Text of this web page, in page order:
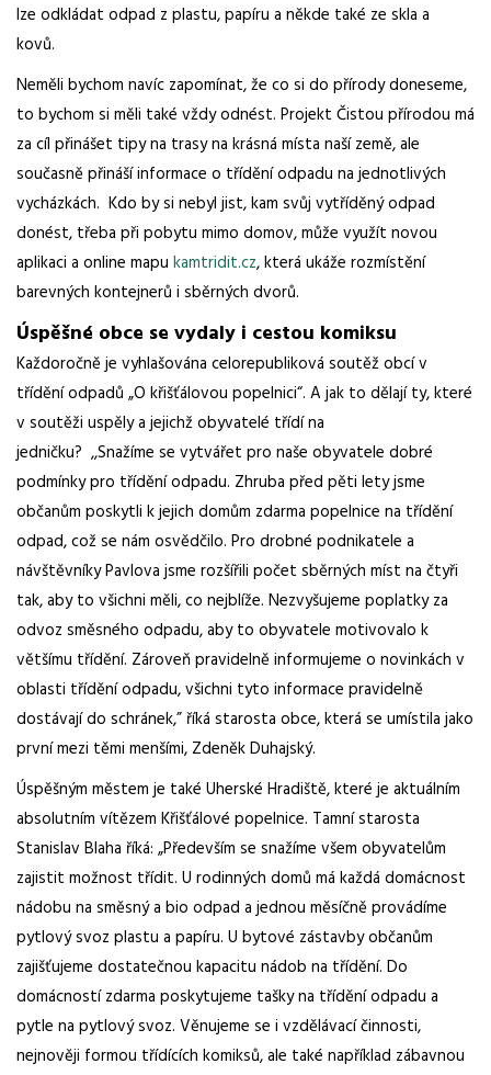
lze odkládat odpad z plastu, papíru a někde také ze skla a
kovů.
Neměli bychom navíc zapomínat, že co si do přírody doneseme,
to bychom si měli také vždy odnést. Projekt Čistou přírodou má
za cíl přinášet tipy na trasy na krásná místa naší země, ale
současně přináší informace o třídění odpadu na jednotlivých
vycházkách. Kdo by si nebyl jist, kam svůj vytříděný odpad
donést, třeba při pobytu mimo domov, může využít novou
aplikaci a online mapu kamtridit.cz, která ukáže rozmístění
barevných kontejnerů i sběrných dvorů.
Úspěšné obce se vydaly i cestou komiksu
Každoročně je vyhlašována celorepubliková soutěž obcí v
třídění odpadů „O křišťálovou popelnici“. A jak to dělají ty, které
v soutěži uspěly a jejichž obyvatelé třídí na
jedničku? ,,Snažíme se vytvářet pro naše obyvatele dobré
podmínky pro třídění odpadu. Zhruba před pěti lety jsme
občanům poskytli k jejich domům zdarma popelnice na třídění
odpad, což se nám osvědčilo. Pro drobné podnikatele a
návštěvníky Pavlova jsme rozšířili počet sběrných míst na čtyři
tak, aby to všichni měli, co nejblíže. Nezvyšujeme poplatky za
odvoz směsného odpadu, aby to obyvatele motivovalo k
většímu třídění. Zároveň pravidelně informujeme o novinkách v
oblasti třídění odpadu, všichni tyto informace pravidelně
dostávajído schránek,” říká starosta obce, která se umístila jako
první mezi těmi menšími, ZdeněkDuhajský.
Úspěšným městem je také Uherské Hradiště, které je aktuálním
absolutním vítězem Křišťálové popelnice. Tamní starosta
Stanislav Blaha říká: „Především se snažíme všem obyvatelům
zajistit možnost třídit. U rodinných domů má každá domácnost
nádobu na směsný a bio odpad a jednou měsíčně provádíme
pytlový svoz plastu a papíru. U bytové zástavby občanům
zajišťujeme dostatečnou kapacitu nádob na třídění. Do
domácností zdarma poskytujeme tašky na třídění odpadu a
pytle na pytlový svoz. Věnujeme se i vzdělávací činnosti,
nejnověji formou třídících komiksů, ale také například zábavnou